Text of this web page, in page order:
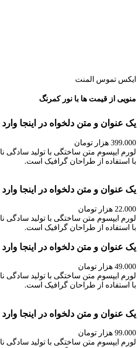
ایکس تموس المنت
منویی از قیمت ها با نور کمرنگ
یک عنوان و متن دلخواه در اینجا وارد
399.000 هزار تومان
لورم ایپسوم متن ساختگی با تولید
با استفاده از طراحان گرافیک است.
یک عنوان و متن دلخواه در اینجا وارد
22.000 هزار تومان
لورم ایپسوم متن ساختگی با تولید
با استفاده از طراحان گرافیک است.
یک عنوان و متن دلخواه در اینجا وارد
49.000 هزار تومان
لورم ایپسوم متن ساختگی با تولید
با استفاده از طراحان گرافیک است.
یک عنوان و متن دلخواه در اینجا وارد
99.000 هزار تومان
لورم ایپسوم متن ساختگی با تولید